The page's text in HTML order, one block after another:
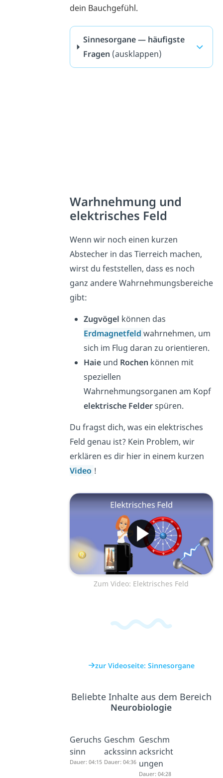
dein Bauchgefühl.
Sinnesorgane — häufigste
Fragen (ausklappen)
Warhnehmung und
elektrisches Feld
Wenn wir noch einen kurzen
Abstecher in das Tierreich machen,
wirst du feststellen, dass es noch
ganz andere Wahrnehmungsbereiche
gibt:
Zugvögel können das
Erdmagnetfeld wahrnehmen, um
sich im Flug daran zu orientieren.
Haieund Rochen können mit
speziellen
Wahrnehmungsorganen am Kopf
elektrische Felderspüren.
Du fragst dich, was ein elektrisches
Feld genau ist? Kein Problem, wir
erklären es dir hier in einem kurzen
Video !
Zum Video: Elektrisches Feld
zur Videoseite: Sinnesorgane
Beliebte Inhalte aus dem Bereich
Neurobiologie
Geruchs
sinn
Dauer: 04:15
Geschm
ackssinn
Dauer: 04:36
Geschm
acksricht
ungen
Dauer: 04:28